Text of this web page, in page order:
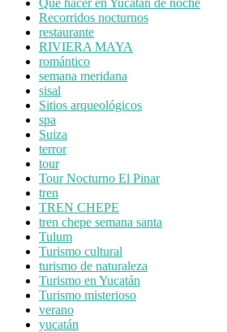
Recorridos nocturnos
restaurante
RIVIERA MAYA
romántico
semana meridana
sisal
Sitios arqueológicos
spa
Suiza
terror
tour
Tour Nocturno El Pinar
tren
TREN CHEPE
tren chepe semana santa
Tulum
Turismo cultural
turismo de naturaleza
Turismo en Yucatán
Turismo misterioso
verano
yucatán